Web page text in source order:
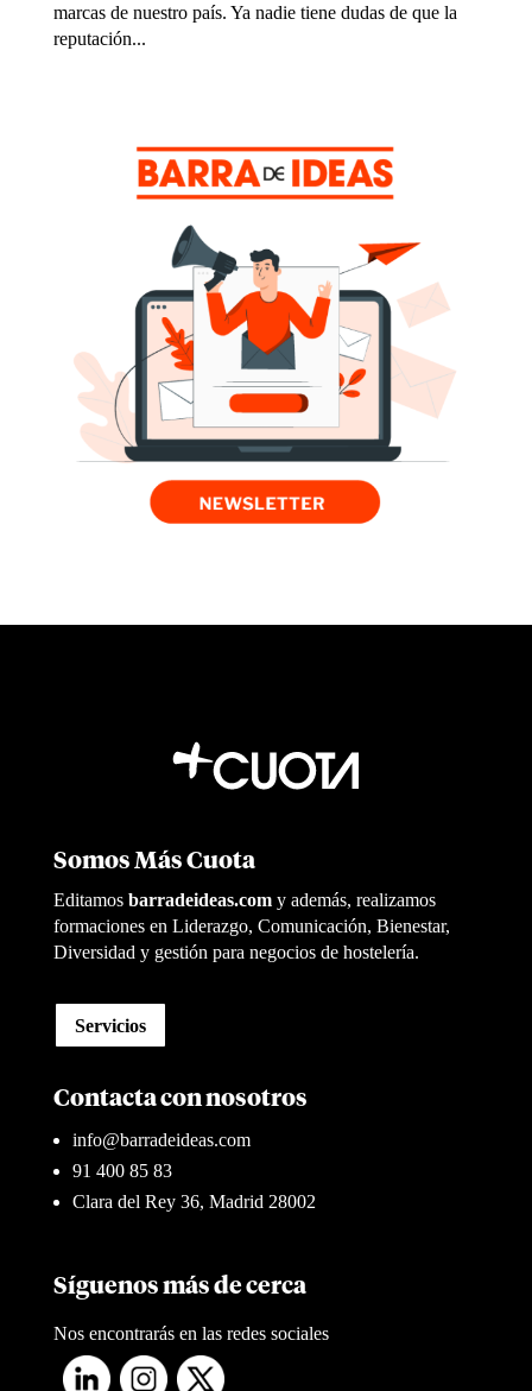
marcas de nuestro país. Ya nadie tiene dudas de que la
reputación...
Somos Más Cuota
Editamosbarradeideas.com y además, realizamos
formaciones en Liderazgo, Comunicación, Bienestar,
Diversidad y gestión para negocios de hostelería.
Servicios
Contacta con nosotros
info@barradeideas.com
91 400 85 83
Clara del Rey 36, Madrid 28002
Síguenos más de cerca
Nos encontrarás en las redes sociales